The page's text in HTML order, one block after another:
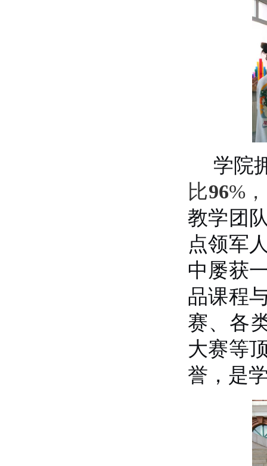
学院
比96%，
教学团
点领军
中屡获
品课程
赛、 各
大赛等
誉，是